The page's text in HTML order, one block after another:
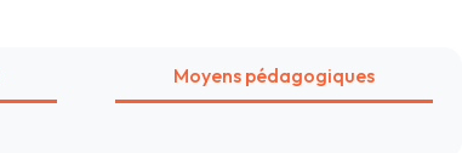
Moyens pédagogiques